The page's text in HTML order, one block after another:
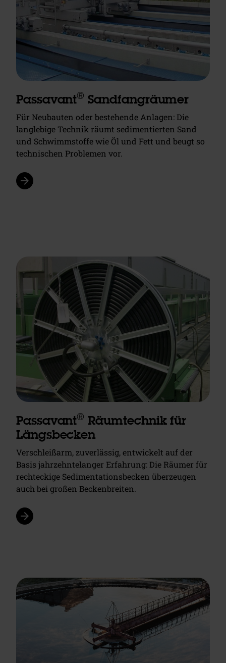
Passavant® Sandfangräumer
Für Neubauten oder bestehende Anlagen: Die
langlebige Technik räumt sedimentierten Sand
und Schwimmstoffe wie Öl und Fett und beugt so
technischen Problemen vor.
arrow_forward
Passavant® Räumtechnik für
Längsbecken
Verschleißarm, zuverlässig, entwickelt auf der
Basis jahrzehntelanger Erfahrung: Die Räumer für
rechteckige Sedimentationsbecken überzeugen
auch bei großen Beckenbreiten.
arrow_forward